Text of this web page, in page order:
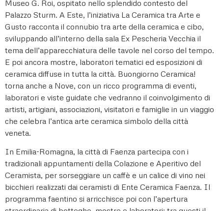
Museo G. Roi, ospitato nello splendido contesto del
Palazzo Sturm. A Este, l’iniziativa La Ceramica tra Arte e
Gusto racconta il connubio tra arte della ceramica e cibo,
sviluppando all’interno della sala Ex Pescheria Vecchia il
tema dell’apparecchiatura delle tavole nel corso del tempo.
E poi ancora mostre, laboratori tematici ed esposizioni di
ceramica diffuse in tutta la città. Buongiorno Ceramica!
torna anche a Nove, con un ricco programma di eventi,
laboratori e viste guidate che vedranno il coinvolgimento di
artisti, artigiani, associazioni, visitatori e famiglie in un viaggio
che celebra l’antica arte ceramica simbolo della città
veneta.
In Emilia-Romagna, la città di Faenza partecipa con i
tradizionali appuntamenti della Colazione e Aperitivo del
Ceramista, per sorseggiare un caffè e un calice di vino nei
bicchieri realizzati dai ceramisti di Ente Ceramica Faenza. Il
programma faentino si arricchisce poi con l’apertura